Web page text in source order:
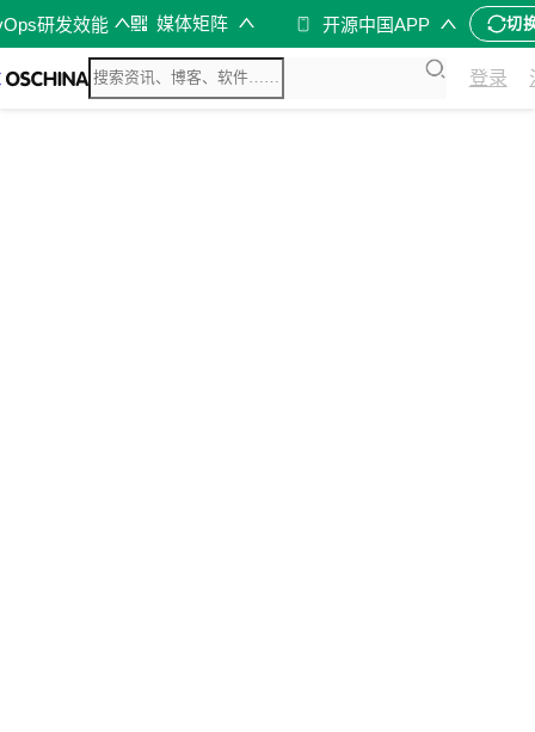
研发效能 媒体矩阵 开源中国APP 切
登录